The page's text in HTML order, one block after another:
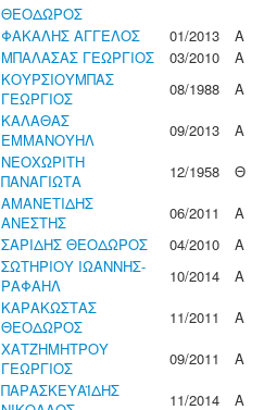
ΘΕΟΔΩΡΟΣ
ΦΑΚΑΛΗΣ ΑΓΓΕΛΟΣ 01/2013
Α
ΜΠΑΛΑΣΑΣ ΓΕΩΡΓΙΟΣ 03/2010
Α
ΚΟΥΡΣΙΟΥΜΠΑΣ
ΓΕΩΡΓΙΟΣ
08/1988
Α
ΚΑΛΑΘΑΣ
ΕΜΜΑΝΟΥΗΛ
09/2013
Α
ΝΕΟΧΩΡΙΤΗ
ΠΑΝΑΓΙΩΤΑ
12/1958
Θ
ΑΜΑΝΕΤΙΔΗΣ
ΑΝΕΣΤΗΣ
06/2011
Α
ΣΑΡΙΔΗΣ ΘΕΟΔΩΡΟΣ 04/2010
Α
ΣΩΤΗΡΙΟΥ ΙΩΑΝΝΗΣ-
ΡΑΦΑΗΛ
10/2014
Α
ΚΑΡΑΚΩΣΤΑΣ
ΘΕΟΔΩΡΟΣ
11/2011
Α
ΧΑΤΖΗΜΗΤΡΟΥ
ΓΕΩΡΓΙΟΣ
09/2011
Α
ΠΑΡΑΣΚΕΥΑΪΔΗΣ
11/2014
Α